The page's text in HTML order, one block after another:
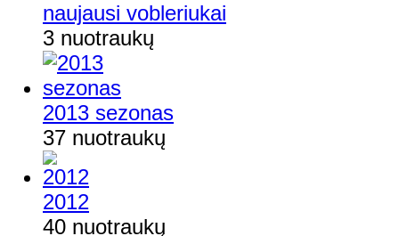
naujausi vobleriukai
3 nuotraukų
2013 sezonas
37 nuotraukų
2012
40 nuotraukų